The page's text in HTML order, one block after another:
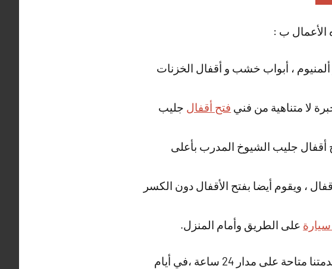
الأعمال ب :
، أبواب خشب و أقفال الخزنات
لا متناهية من فني فتح أقفال جليب
أقفال جليب الشيوخ المدرب بأعلى
، ويقوم أيضا بفتح الأقفال دون الكسر
على الطريق وأمام المنزل.
و العديد من الأعمال الاخرى التي يقوم بها فني فتح أقفال جليب الشيوخ ، خدمتنا متاحة على مدار 24 ساعة ،في أيام